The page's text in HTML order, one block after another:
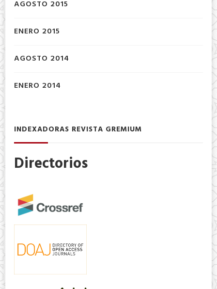
AGOSTO 2015
ENERO 2015
AGOSTO 2014
ENERO 2014
INDEXADORAS REVISTA GREMIUM
Directorios